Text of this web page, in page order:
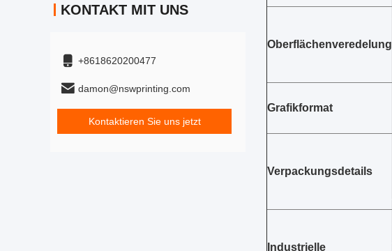
KONTAKT MIT UNS
+8618620200477
damon@nswprinting.com
Kontaktieren Sie uns jetzt
Oberflächenveredelung
Grafikformat
Verpackungsdetails
Industrielle